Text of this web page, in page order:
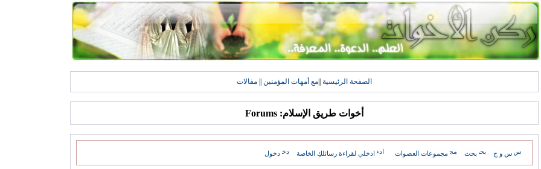
الصفحة الرئيسية مع أمهات المؤمنين مقالات
أخوات طريق الإسلام: Forums
س و ج بحث مجموعات العضوات ادخلي لقراءة رسائلكِ الخاصة دخول